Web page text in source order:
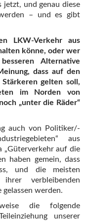
jetzt, und genau diese
– und es gibt
LKW-Verkehr aus
könne, oder wer
Alternative
dass auf den
gelten soll,
im Norden von
„unter die Räder“
auch von Politiker/-
aus
„Güterverkehr auf die
haben gemein, dass
und die meisten
verbleibenden
gelassen werden.
die folgende
unserer